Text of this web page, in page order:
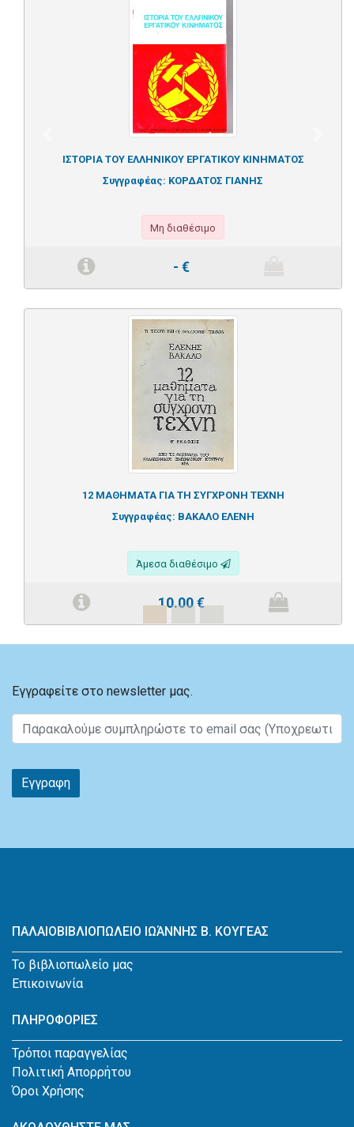
ΙΣΤΟΡΙΑ ΤΟΥ ΕΛΛΗΝΙΚΟΥ ΕΡΓΑΤΙΚΟΥ ΚΙΝΗΜΑΤΟΣ
Συγγραφέας: ΚΟΡΔΑΤΟΣ ΓΙΑΝΗΣ
Μη διαθέσιμο
- €
12 ΜΑΘΗΜΑΤΑ ΓΙΑ ΤΗ ΣΥΓΧΡΟΝΗ ΤΕΧΝΗ
Συγγραφέας: ΒΑΚΑΛΟ ΕΛΕΝΗ
Άμεσα διαθέσιμο
10.00€
Εγγραφείτε στο newsletter μας.
Εγγραφη
ΠΑΛΑΙΟΒΙΒΛΙΟΠΩΛΕΙΟ ΙΩΆΝΝΗΣ Β. ΚΟΥΓΕΑΣ
Το βιβλιοπωλείο μας
Επικοινωνία
ΠΛΗΡΟΦΟΡΙΕΣ
Τρόποι παραγγελίας
Πολιτική Απορρήτου
Όροι Χρήσης